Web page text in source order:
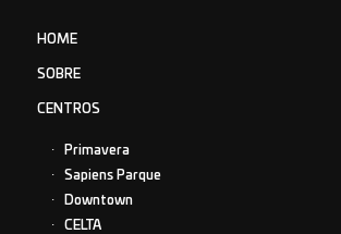
HOME
SOBRE
CENTROS
Primavera
Sapiens Parque
Downtown
CELTA